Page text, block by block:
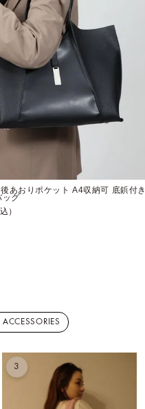
あおりポケット A4収納可 底鋲付き
ッグ
）
ACCESSORIES
3